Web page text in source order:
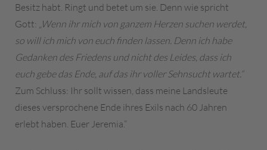
Besitz habt. Ringt und betet um sie. Denn wie spricht
Gott: „Wenn ihr mich von ganzem Herzen suchen werdet,
so will ich mich von euch finden lassen. Denn ich habe
Gedanken des Friedens und nicht des Leides, dass ich
euch gebe das Ende, auf das ihr voller Sehnsucht wartet.“
Zum Schluss: Ihr sollt wissen, dass meine Landsleute
dieses versprochene Ende ihres Exils nach 60 Jahren
erlebt haben. Euer Jeremia.“